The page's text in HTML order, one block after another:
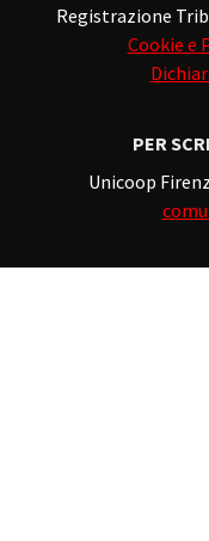
Registrazione
Cookie e
PER
Unicoop